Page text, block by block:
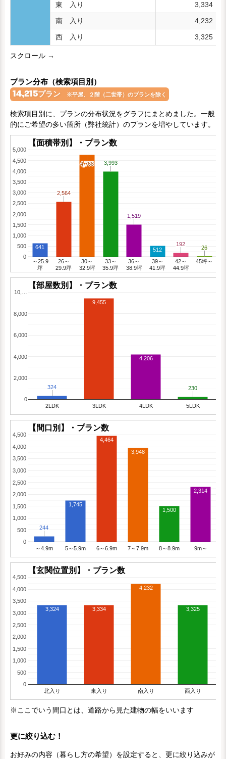
東 入り
3,334
南 入り
4,232
西 入り
3,325
スクロール →
プラン分布（検索項目別）
14,215プラン ※平屋、２階（二世帯）のプランを除く
検索項目別に、プランの分布状況をグラフにまとめました。一般
的にご希望の多い箇所（弊社統計）のプランを増やしています。
【面積帯別】・プラン数
～25.9
坪
26～
29.9坪
30～
32.9坪
33～
35.9坪
36～
38.9坪
39～
41.9坪
42～
44.9坪
45坪～
0
500
1,000
1,500
2,000
2,500
3,000
3,500
4,000
4,500
5,000
641
2,564
2,564
4,768
4,768 3,993
3,993
1,519
1,519
512
192
192
26
26
【部屋数別】・プラン数
2LDK 3LDK 4LDK 5LDK
0
2,000
4,000
6,000
8,000
10,…
324
324
9,455
4,206
230
230
【間口別】・プラン数
～4.9m 5～5.9m 6～6.9m 7～7.9m 8～8.9m 9m～
0
500
1,000
1,500
2,000
2,500
3,000
3,500
4,000
4,500
244
244
1,745
4,464
3,948
1,500
2,314
【玄関位置別】・プラン数
北入り 東入り 南入り 西入り
0
500
1,000
1,500
2,000
2,500
3,000
3,500
4,000
4,500
3,324 3,334
4,232
3,325
※ここでいう間口とは、道路から見た建物の幅をいいます
更に絞り込む！
お好みの内容（暮らし方の希望）を設定すると、更に絞り込みが